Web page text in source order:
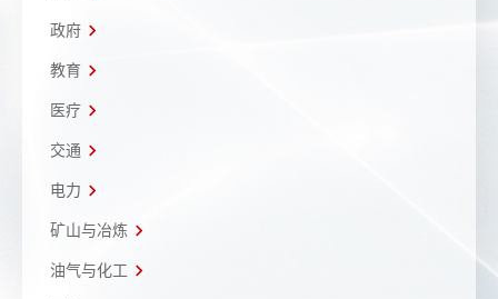
政府
教育
医疗
交通
电力
矿山与冶炼
油气与化工